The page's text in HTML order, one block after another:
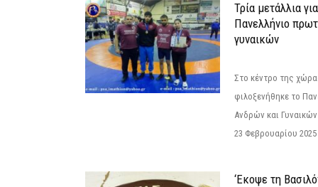
Τρία μετάλλια
Πανελλήνιο
γυναικών
Στο κέντρο της
φιλοξενήθηκε το
Ανδρών και
23 Φεβρουαρίου
‘Εκοψε τη